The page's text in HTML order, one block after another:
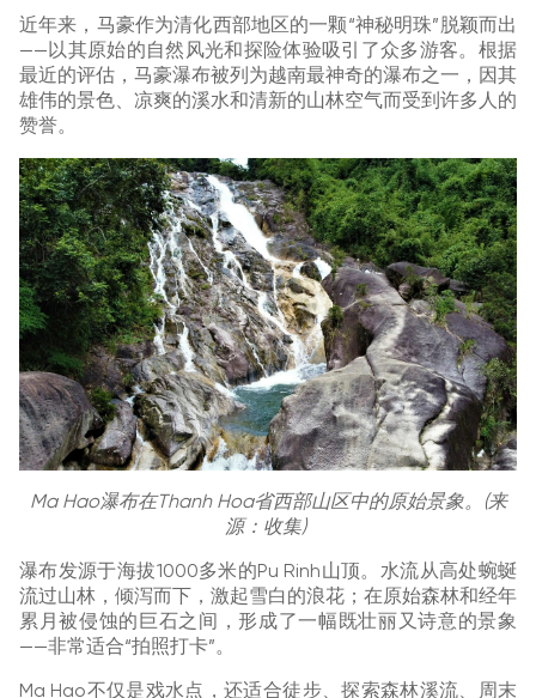
近年来，马豪作为清化西部地区的一颗“神秘明珠”脱颖而出
——以其原始的自然风光和探险体验吸引了众多游客。根据
最近的评估，马豪瀑布被列为越南最神奇的瀑布之一，因其
雄伟的景色、凉爽的溪水和清新的山林空气而受到许多人的
赞誉。
Ma Hao瀑布在Thanh Hoa省西部山区中的原始景象。(来
源：收集)
瀑布发源于海拔1000多米的Pu Rinh山顶。水流从高处蜿蜒
流过山林，倾泻而下，激起雪白的浪花；在原始森林和经年
累月被侵蚀的巨石之间，形成了一幅既壮丽又诗意的景象
——非常适合“拍照打卡”。
Ma Hao不仅是戏水点，还适合徒步、探索森林溪流、周末